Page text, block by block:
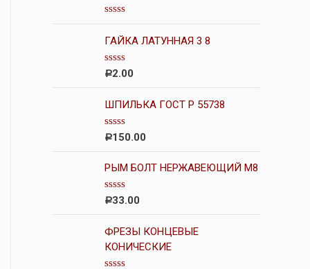
О
ц
е
н
а
0
з
5
ГАЙКА ЛАТУННАЯ 3 8
О
н
а
0
з
5
Р2.00
ШПИЛЬКА ГОСТ Р 55738
О
н
а
0
5
Р150.00
РЫМ БОЛТ НЕРЖАВЕЮЩИЙ М8
О
н
к
а
0
Р33.00
ФРЕЗЫ КОНЦЕВЫЕ
КОНИЧЕСКИЕ